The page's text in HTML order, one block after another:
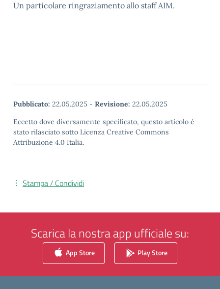
Un particolare ringraziamento allo staff AIM.
Pubblicato: 22.05.2025 - Revisione: 22.05.2025
Eccetto dove diversamente specificato, questo articolo è
stato rilasciato sotto Licenza Creative Commons
Attribuzione 4.0 Italia.
Stampa / Condividi
Scarica la nostra app ufficiale su:
App Store Play Store